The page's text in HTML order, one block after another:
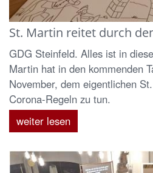
St. Martin reitet durch
GDG Steinfeld. Alles ist in
Martin hat in den kommenden
November, dem eigentlichen
Corona-Regeln zu tun.
weiter lesen